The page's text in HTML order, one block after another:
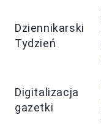
Dziennikarski
Tydzień
Digitalizacja
gazetki